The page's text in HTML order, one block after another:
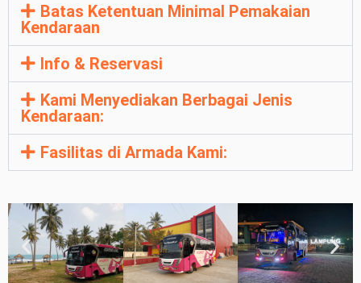
Batas Ketentuan Minimal Pemakaian
Kendaraan
Info & Reservasi
Kami Menyediakan Berbagai Jenis
Kendaraan:
Fasilitas di Armada Kami: